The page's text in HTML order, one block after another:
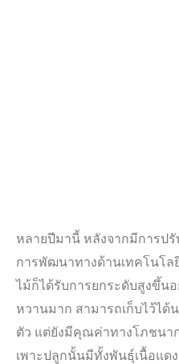
หลายปีมานี้ หลังจากมีการป
การพัฒนาทางด้านเทคโนโ
ไม้ก็ได้รับการยกระดับสูงขึ้น
หวานมาก สามารถเก็บไว้ไ
ตัว แต่ยังมีคุณค่าทางโภชนา
เพาะปลูกนั้นมีทั้งพันธุ์เนื้อแด